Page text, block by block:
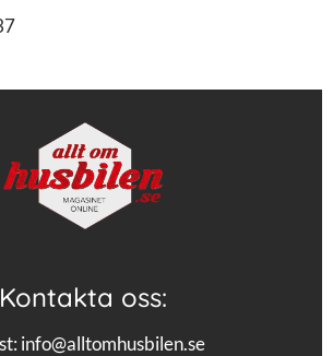
Kontakta oss:
info@alltomhusbilen.se